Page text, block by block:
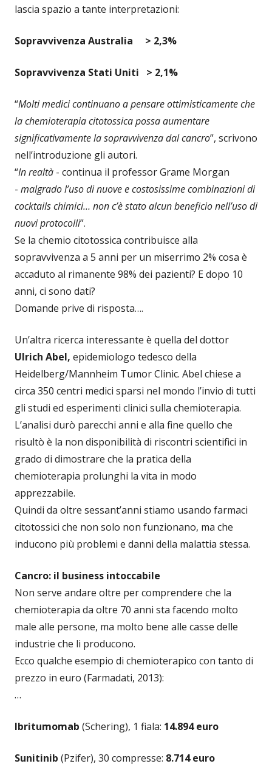
lascia spazio a tante interpretazioni:
Sopravvivenza Australia > 2,3%
Sopravvivenza Stati Uniti > 2,1%
“Molti medici continuano a pensare ottimisticamente che
la chemioterapia citotossica possa aumentare
significativamente la sopravvivenza dal cancro”, scrivono
nell’introduzione gli autori.
“In realtà - continua il professor Grame Morgan
- malgrado l’uso di nuove e costosissime combinazioni di
cocktails chimici… non c’è stato alcun beneficio nell’uso di
nuovi protocolli”.
Se la chemio citotossica contribuisce alla
sopravvivenza a 5 anni per un miserrimo 2% cosa è
accaduto al rimanente 98% dei pazienti? E dopo 10
anni, ci sono dati?
Domande prive di risposta….
Un’altra ricerca interessante è quella del dottor
Ulrich Abel, epidemiologo tedesco della
Heidelberg/Mannheim Tumor Clinic. Abel chiese a
circa 350 centri medici sparsi nel mondo l’invio di tutti
gli studi ed esperimenti clinici sulla chemioterapia.
L’analisi durò parecchi anni e alla fine quello che
risultò è la non disponibilità di riscontri scientifici in
grado di dimostrare che la pratica della
chemioterapia prolunghi la vita in modo
apprezzabile.
Quindi da oltre sessant’anni stiamo usando farmaci
citotossici che non solo non funzionano, ma che
inducono più problemi e danni della malattia stessa.
Cancro: il business intoccabile
Non serve andare oltre per comprendere che la
chemioterapia da oltre 70 anni sta facendo molto
male alle persone, ma molto bene alle casse delle
industrie che li producono.
Ecco qualche esempio di chemioterapico con tanto di
prezzo in euro (Farmadati, 2013):
…
Ibritumomab (Schering), 1 fiala: 14.894 euro
Sunitinib (Pzifer), 30 compresse: 8.714 euro